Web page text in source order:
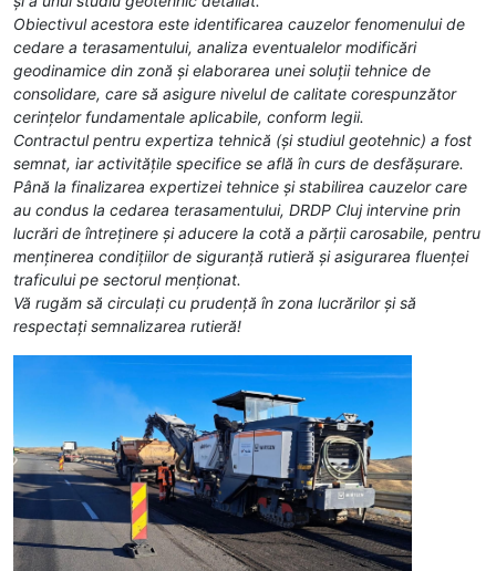
Obiectivul acestora este identificarea cauzelor fenomenului de
cedare a terasamentului, analiza eventualelor modificări
geodinamice din zonă și elaborarea unei soluții tehnice de
consolidare, care să asigure nivelul de calitate corespunzător
cerințelor fundamentale aplicabile, conform legii.
Contractul pentru expertiza tehnică (și studiul geotehnic) a fost
semnat, iar activitățile specifice se află în curs de desfășurare.
Până la finalizarea expertizei tehnice și stabilirea cauzelor care
au condus la cedarea terasamentului, DRDP Cluj intervine prin
lucrări de întreținere și aducere la cotă a părții carosabile, pentru
menținerea condițiilor de siguranță rutieră și asigurarea fluenței
traficului pe sectorul menționat.
Vă rugăm să circulați cu prudență în zona lucrărilor și să
respectați semnalizarea rutieră!